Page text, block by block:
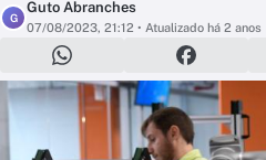
G
Guto Abranches
07/08/2023, 21:12 • Atualizado há 2 anos